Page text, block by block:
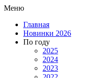
Меню
Главная
Новинки 2026
По году
2025
2024
2023